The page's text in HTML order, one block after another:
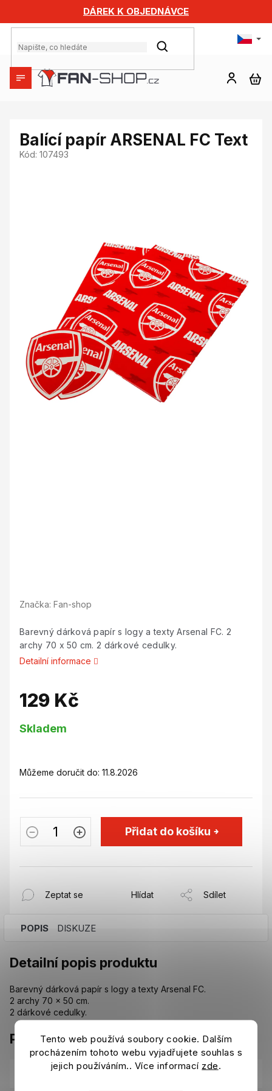
Tento web používá soubory cookie. Dalším
procházením tohoto webu vyjadřujete souhlas s
jejich používáním.. Více informací zde.
obsah
DÁREK K OBJEDNÁVCE
HLEDAT
Balící papír ARSENAL FC Text
Kód: 107493
Značka: Fan-shop
Barevný dárková papír s logy a texty Arsenal FC. 2
archy 70 x 50 cm. 2 dárkové cedulky.
Detailní informace
129 Kč
cena:
Skladem
Můžeme doručit do: 11.8.2026
Přidat do košíku
Zeptat se Hlídat Sdílet
POPIS DISKUZE
Detailní popis produktu
Barevný dárková papír s logy a texty Arsenal FC.
2 archy 70 x 50 cm.
2 dárkové cedulky.
Parametry
Kategorie Plakáty, cedule, kalendáře Arsenal FC